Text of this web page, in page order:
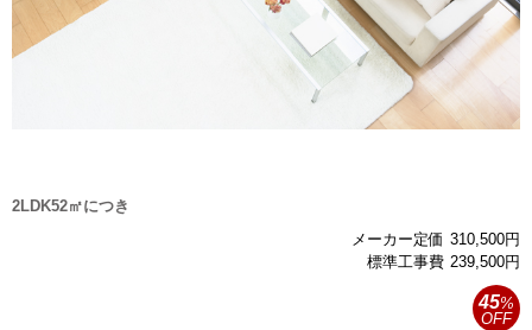
2LDK52㎡につき
メーカー定価 310,500円
標準工事費 239,500円
45%
OFF
まるごとリフォーム
クロス･壁紙の張替え
フロア・床の張替え
バス・浴室